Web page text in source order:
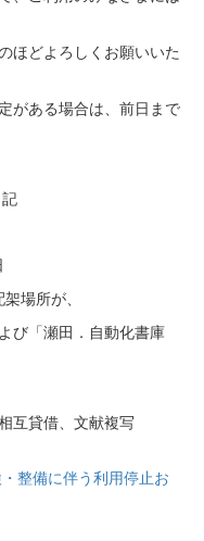
ほどよろしくお願いいた
がある場合は、前日まで
場所が、
び「瀬田．自動化書庫
互貸借、文献複写
整備に伴う利用停止お